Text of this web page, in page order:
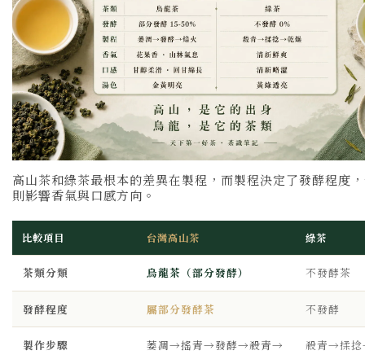
高山茶和綠茶最根本的差異在製程，而製程決定了發酵程度
則影響香氣與口感方向。
比較項目 台灣高山茶 綠茶
茶類分類 烏龍茶（部分發酵） 不發酵茶
發酵程度 屬部分發酵茶 不發酵
製作步驟
萎凋→搖青→發酵→殺青→
殺青→揉